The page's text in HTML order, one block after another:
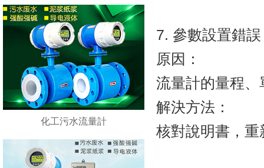
化工污水流量計
7. 參數設置錯誤
原因：
流量計的量程、
解決方法：
核對說明書，